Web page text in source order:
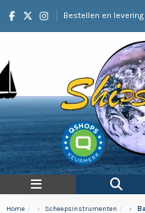
Bestellen en levering
Home Scheepsinstrumenten